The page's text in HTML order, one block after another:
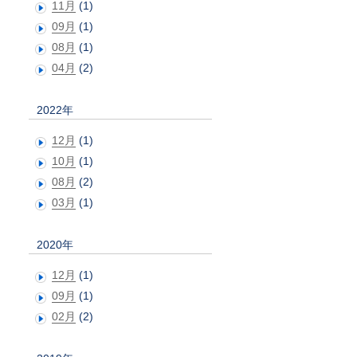
11月 (1)
09月 (1)
08月 (1)
04月 (2)
2022年
12月 (1)
10月 (1)
08月 (2)
03月 (1)
2020年
12月 (1)
09月 (1)
02月 (2)